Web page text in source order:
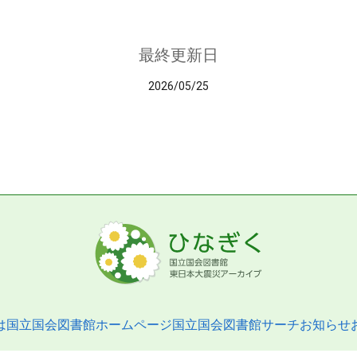
最終更新日
2026/05/25
国立国会図書館ホームページ国立国会図書館サーチお知らせ